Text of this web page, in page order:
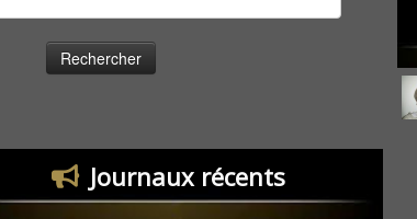
Journaux récents